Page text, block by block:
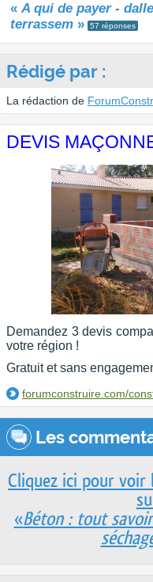
« A qui de payer -
terrassem » 57 réponses
Rédigé par :
La rédaction de
DEVIS
Demandez 3 devis
votre région !
Gratuit et sans
forumconstruire.com/
Les
Cliquez ici pour voir
«Béton : tout